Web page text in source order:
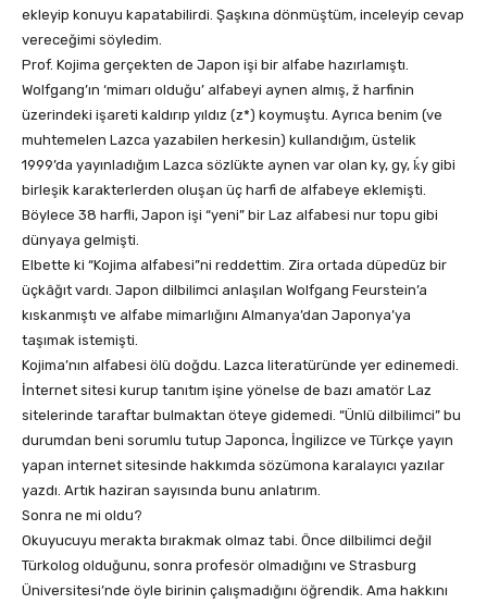
ekleyip konuyu kapatabilirdi. Şaşkına dönmüştüm, inceleyip cevap
vereceğimi söyledim.
Prof. Kojima gerçekten de Japon işi bir alfabe hazırlamıştı.
Wolfgang’ın ‘mimarı olduğu’ alfabeyi aynen almış, ž harfinin
üzerindeki işareti kaldırıp yıldız (z*) koymuştu. Ayrıca benim (ve
muhtemelen Lazca yazabilen herkesin) kullandığım, üstelik
1999’da yayınladığım Lazca sözlükte aynen var olan ky, gy, ḱy gibi
birleşik karakterlerden oluşan üç harfi de alfabeye eklemişti.
Böylece 38 harfli, Japon işi “yeni” bir Laz alfabesi nur topu gibi
dünyaya gelmişti.
Elbette ki “Kojima alfabesi”ni reddettim. Zira ortada düpedüz bir
üçkâğıt vardı. Japon dilbilimci anlaşılan Wolfgang Feurstein’a
kıskanmıştı ve alfabe mimarlığını Almanya’dan Japonya’ya
taşımak istemişti.
Kojima’nın alfabesi ölü doğdu. Lazca literatüründe yer edinemedi.
İnternet sitesi kurup tanıtım işine yönelse de bazı amatör Laz
sitelerinde taraftar bulmaktan öteye gidemedi. “Ünlü dilbilimci” bu
durumdan beni sorumlu tutup Japonca, İngilizce ve Türkçe yayın
yapan internet sitesinde hakkımda sözümona karalayıcı yazılar
yazdı. Artık haziran sayısında bunu anlatırım.
Sonra ne mi oldu?
Okuyucuyu merakta bırakmak olmaz tabi. Önce dilbilimci değil
Türkolog olduğunu, sonra profesör olmadığını ve Strasburg
Üniversitesi’nde öyle birinin çalışmadığını öğrendik. Ama hakkını